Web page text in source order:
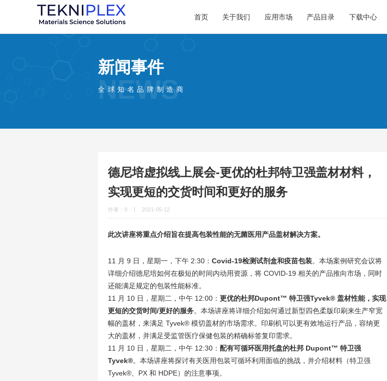
首页 关于我们 应用市场 产品目录 下载中心
新闻事件
全球知名品牌制造商
NEWS
德尼培虚拟线上展会-更优的杜邦特卫强盖材材料，
实现更短的交货时间和更好的服务
作者：0 2021-05-12
此次讲座将重点介绍旨在提高包装性能的无菌医用产品盖材解决方案。
11 月 9 日，星期一，下午 2:30：Covid-19检测试剂盒和疫苗包装。本场案例研究会议将
详细介绍德尼培如何在极短的时间内动用资源，将 COVID-19 相关的产品推向市场，同时
还能满足规定的包装性能标准。
11 月 10 日，星期二，中午 12:00：更优的杜邦Dupont™ 特卫强Tyvek® 盖材性能，实现
更短的交货时间/更好的服务。本场讲座将详细介绍如何通过新型四色柔版印刷来生产窄宽
幅的盖材，来满足 Tyvek® 模切盖材的市场需求。印刷机可以更有效地运行产品，容纳更
大的盖材，并满足受监管医疗保健包装的精确标签复印需求。
11 月 10 日，星期二，中午 12:30：配有可循环医用托盘的杜邦 Dupont™ 特卫强
Tyvek®。本场讲座将探讨有关医用包装可循环利用面临的挑战，并介绍材料（特卫强
Tyvek®、PX 和 HDPE）的注意事项。